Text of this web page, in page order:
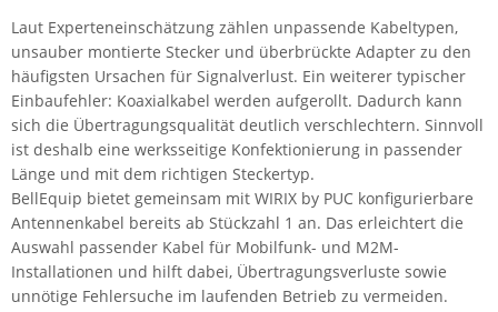
Laut Experteneinschätzung zählen unpassende Kabeltypen,
unsauber montierte Stecker und überbrückte Adapter zu den
häufigsten Ursachen für Signalverlust. Ein weiterer typischer
Einbaufehler: Koaxialkabel werden aufgerollt. Dadurch kann
sich die Übertragungsqualität deutlich verschlechtern. Sinnvoll
ist deshalb eine werksseitige Konfektionierung in passender
Länge und mit dem richtigen Steckertyp.
BellEquip bietet gemeinsam mit WIRIX by PUC konfigurierbare
Antennenkabel bereits ab Stückzahl 1 an. Das erleichtert die
Auswahl passender Kabel für Mobilfunk- und M2M-
Installationen und hilft dabei, Übertragungsverluste sowie
unnötige Fehlersuche im laufenden Betrieb zu vermeiden.